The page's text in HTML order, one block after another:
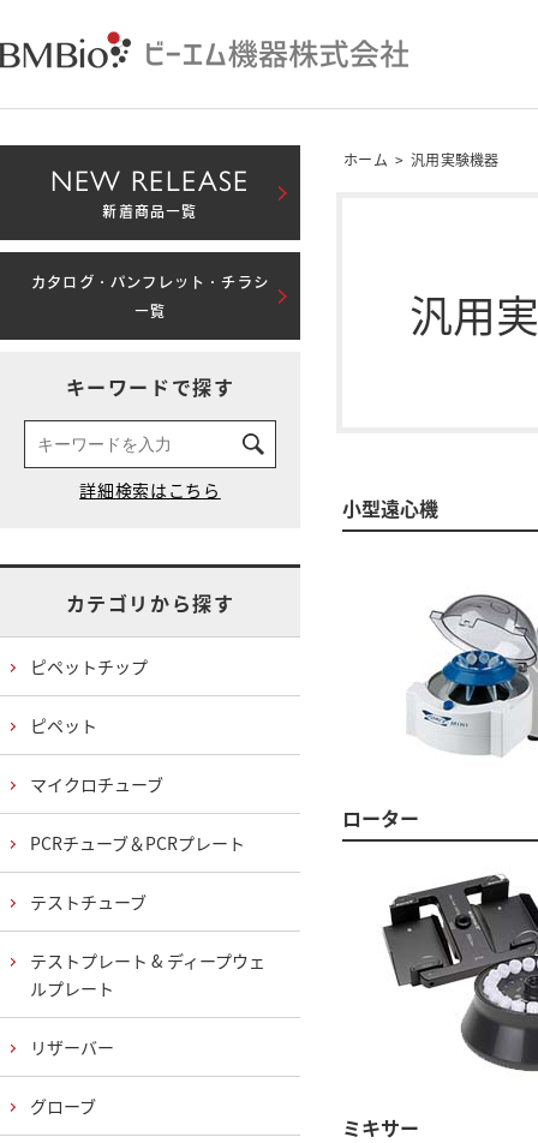
ホーム > 汎用実験機器
汎用
小型遠心機
ローター
ミキサー
NEW RELEASE
新着商品一覧
カタログ・パンフレット・チラシ
一覧
キーワードで探す
カテゴリから探す
ピペットチップ
ピペット
マイクロチューブ
PCRチューブ＆PCRプレート
テストチューブ
テストプレート & ディープウェ
ルプレート
リザーバー
グローブ